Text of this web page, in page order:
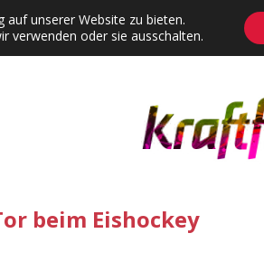
Adventskalender Dropdown-Menü öffnen
beim Eishockey
auf unserer Website zu bieten.
verwenden oder sie ausschalten.